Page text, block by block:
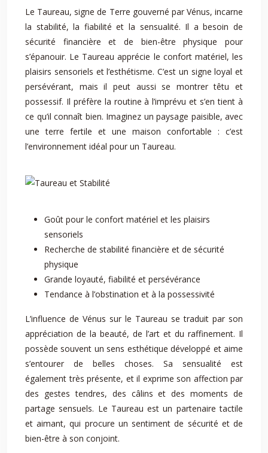
Le Taureau, signe de Terre gouverné par Vénus, incarne
la stabilité, la fiabilité et la sensualité. Il a besoin de
sécurité financière et de bien-être physique pour
s’épanouir. Le Taureau apprécie le confort matériel, les
plaisirs sensoriels et l’esthétisme. C’est un signe loyal et
persévérant, mais il peut aussi se montrer têtu et
possessif. Il préfère la routine à l’imprévu et s’en tient à
ce qu’il connaît bien. Imaginez un paysage paisible, avec
une terre fertile et une maison confortable : c’est
l’environnement idéal pour un Taureau.
Goût pour le confort matériel et les plaisirs
sensoriels
Recherche de stabilité financière et de sécurité
physique
Grande loyauté, fiabilité et persévérance
Tendance à l’obstination et à la possessivité
L’influence de Vénus sur le Taureau se traduit par son
appréciation de la beauté, de l’art et du raffinement. Il
possède souvent un sens esthétique développé et aime
s’entourer de belles choses. Sa sensualité est
également très présente, et il exprime son affection par
des gestes tendres, des câlins et des moments de
partage sensuels. Le Taureau est un partenaire tactile
et aimant, qui procure un sentiment de sécurité et de
bien-être à son conjoint.